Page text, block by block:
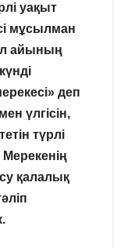
уақыт
мұсылман
айының
деп
үлгісін,
түрлі
қалалық